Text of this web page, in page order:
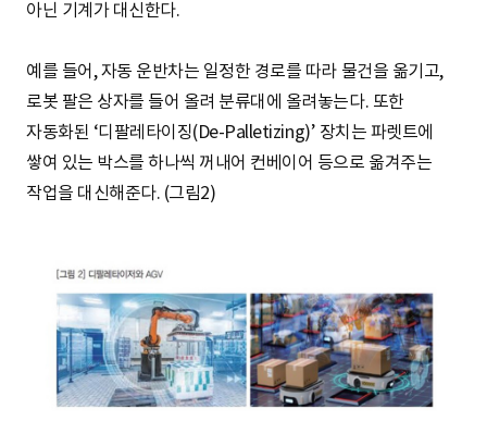
아닌 기계가 대신한다.
예를 들어, 자동 운반차는 일정한 경로를 따라 물건을 옮기고,
로봇 팔은 상자를 들어 올려 분류대에 올려놓는다. 또한
자동화된 ‘디팔레타이징(De-Palletizing)’ 장치는 파렛트에
쌓여 있는 박스를 하나씩 꺼내어 컨베이어 등으로 옮겨주는
작업을 대신해준다. (그림2)